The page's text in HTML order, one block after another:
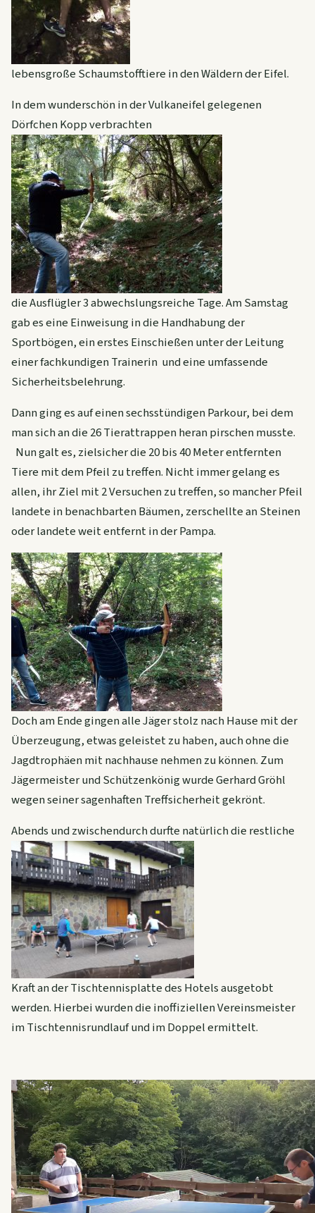
lebensgroße Schaumstofftiere in den Wäldern der Eifel.
In dem wunderschön in der Vulkaneifel gelegenen
Dörfchen Kopp verbrachten
die Ausflügler 3 abwechslungsreiche Tage. Am Samstag
gab es eine Einweisung in die Handhabung der
Sportbögen, ein erstes Einschießen unter der Leitung
einer fachkundigen Trainerin und eine umfassende
Sicherheitsbelehrung.
Dann ging es auf einen sechsstündigen Parkour, bei dem
man sich an die 26 Tierattrappen heran pirschen musste.
Nun galt es, zielsicher die 20 bis 40 Meter entfernten
Tiere mit dem Pfeil zu treffen. Nicht immer gelang es
allen, ihr Ziel mit 2 Versuchen zu treffen, so mancher Pfeil
landete in benachbarten Bäumen, zerschellte an Steinen
oder landete weit entfernt in der Pampa.
Doch am Ende gingen alle Jäger stolz nach Hause mit der
Überzeugung, etwas geleistet zu haben, auch ohne die
Jagdtrophäen mit nachhause nehmen zu können. Zum
Jägermeister und Schützenkönig wurde Gerhard Gröhl
wegen seiner sagenhaften Treffsicherheit gekrönt.
Abends und zwischendurch durfte natürlich die restliche
Kraft an der Tischtennisplatte des Hotels ausgetobt
werden. Hierbei wurden die inoffiziellen Vereinsmeister
im Tischtennisrundlauf und im Doppel ermittelt.